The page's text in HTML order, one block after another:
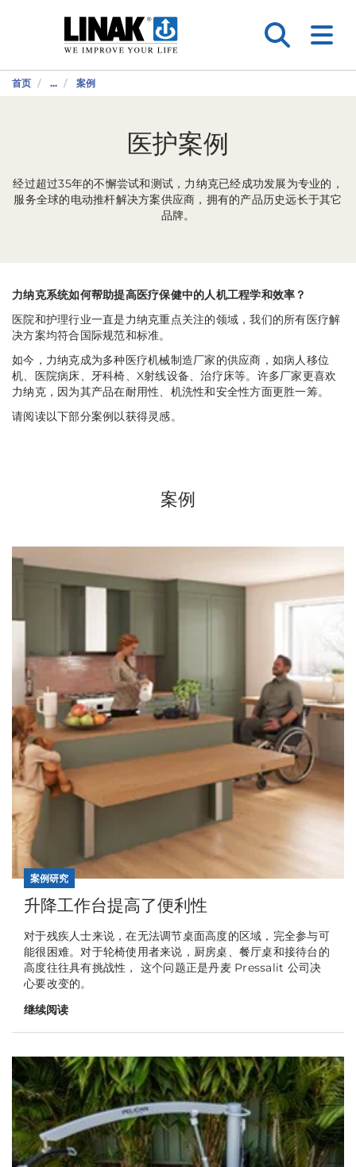
首页 ... 案例
医护案例
经过超过35年的不懈尝试和测试，力纳克已经成功发展为专业的，
服务全球的电动推杆解决方案供应商，拥有的产品历史远长于其它
品牌。
力纳克系统如何帮助提高医疗保健中的人机工程学和效率？
医院和护理行业一直是力纳克重点关注的领域，我们的所有医疗解
决方案均符合国际规范和标准。
如今，力纳克成为多种医疗机械制造厂家的供应商，如病人移位
机、医院病床、牙科椅、X射线设备、治疗床等。许多厂家更喜欢
力纳克，因为其产品在耐用性、机洗性和安全性方面更胜一筹。
请阅读以下部分案例以获得灵感。
案例
案例研究
升降工作台提高了便利性
对于残疾人士来说，在无法调节桌面高度的区域，完全参与可
能很困难。对于轮椅使用者来说，厨房桌、餐厅桌和接待台的
高度往往具有挑战性， 这个问题正是丹麦 Pressalit 公司决
心要改变的。
继续阅读